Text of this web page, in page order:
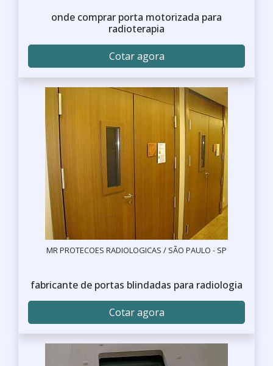
onde comprar porta motorizada para
radioterapia
Cotar agora
MR PROTECOES RADIOLOGICAS / SÃO PAULO - SP
fabricante de portas blindadas para radiologia
Cotar agora